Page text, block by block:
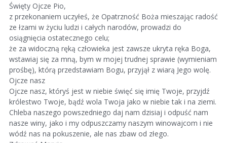
Święty Ojcze Pio,
z przekonaniem uczyłeś, że Opatrzność Boża mieszając radość
ze łzami w życiu ludzi i całych narodów, prowadzi do
osiągnięcia ostatecznego celu;
że za widoczną ręką człowieka jest zawsze ukryta ręka Boga,
wstawiaj się za mną, bym w mojej trudnej sprawie (wymieniam
prośbę), którą przedstawiam Bogu, przyjął z wiarą Jego wolę.
Ojcze nasz
Ojcze nasz, któryś jest w niebie święć się imię Twoje, przyjdź
królestwo Twoje, bądź wola Twoja jako w niebie tak i na ziemi.
Chleba naszego powszedniego daj nam dzisiaj i odpuść nam
nasze winy, jako i my odpuszczamy naszym winowajcom i nie
wódź nas na pokuszenie, ale nas zbaw od złego.